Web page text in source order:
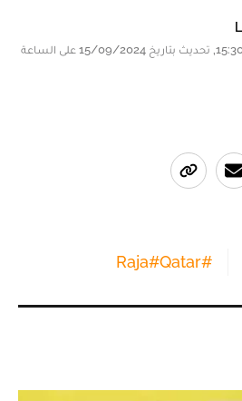
في 15/09/2024 على الساعة 15:30, تحديث بتاريخ 15/09/2024 على الساعة
#
Qatar
#
Raja